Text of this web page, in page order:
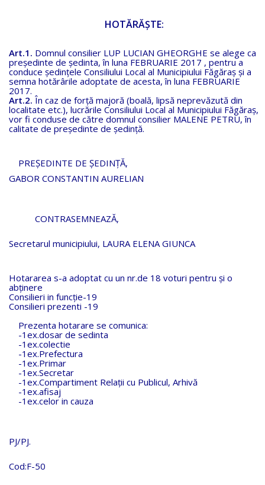
HOTĂRĂŞTE:
Art.1. Domnul consilier LUP LUCIAN GHEORGHE se alege ca
preşedinte de şedinta, în luna FEBRUARIE 2017 , pentru a
conduce şedinţele Consiliului Local al Municipiului Făgăraş şi a
semna hotărârile adoptate de acesta, în luna FEBRUARIE
2017.
Art.2. În caz de forţă majoră (boală, lipsă neprevăzută din
localitate etc.), lucrările Consiliului Local al Municipiului Făgăraş,
vor fi conduse de către domnul consilier MALENE PETRU, în
calitate de preşedinte de şedinţă.
PREȘEDINTE DE ȘEDINȚĂ,
GABOR CONSTANTIN AURELIAN
CONTRASEMNEAZĂ,
Secretarul municipiului, LAURA ELENA GIUNCA
Hotararea s-a adoptat cu un nr.de 18 voturi pentru și o
abținere
Consilieri in funcţie-19
Consilieri prezenti -19
Prezenta hotarare se comunica:
-1ex.dosar de sedinta
-1ex.colectie
-1ex.Prefectura
-1ex.Primar
-1ex.Secretar
-1ex.Compartiment Relaţii cu Publicul, Arhivă
-1ex.afisaj
-1ex.celor in cauza
PJ/PJ.
Cod:F-50